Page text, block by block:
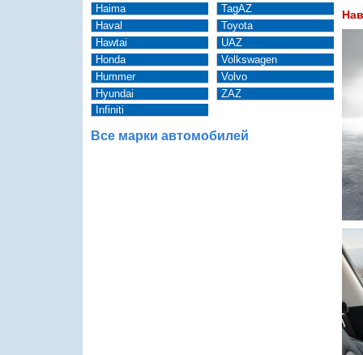
Haima
Haval
Hawtai
Honda
Hummer
Hyundai
Infiniti
TagAZ
Toyota
UAZ
Volkswagen
Volvo
ZAZ
Все марки автомобилей